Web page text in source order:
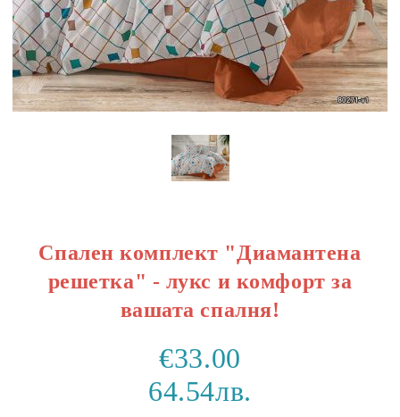
Спален комплект "Диамантена
решетка" - лукс и комфорт за
вашата спалня!
€33.00
64.54лв.